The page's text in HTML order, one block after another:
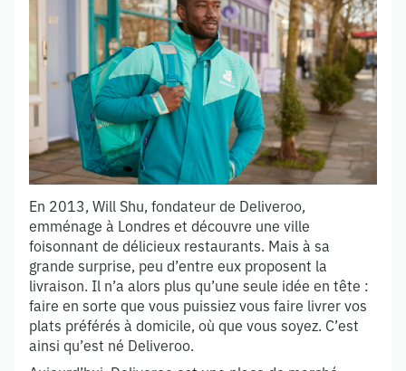
En 2013, Will Shu, fondateur de Deliveroo,
emménage à Londres et découvre une ville
foisonnant de délicieux restaurants. Mais à sa
grande surprise, peu d’entre eux proposent la
livraison. Il n’a alors plus qu’une seule idée en tête :
faire en sorte que vous puissiez vous faire livrer vos
plats préférés à domicile, où que vous soyez. C’est
ainsi qu’est né Deliveroo.